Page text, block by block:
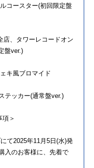
コースター(初回限定盤
、 タワーレコードオン
盤ver.)
キ風ブロマイド
テッカー(通常盤ver.)
＞
て2025年11月5日(水)発
入のお客様に、 先着で